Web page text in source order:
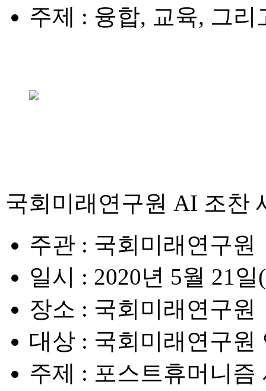
주제 : 융합, 교육, 그리
국회미래연구원 AI 조찬
주관 : 국회미래연구원
일시 : 2020년 5월 21일
장소 : 국회미래연구원
대상 : 국회미래연구원
주제 : 포스트휴머니즘